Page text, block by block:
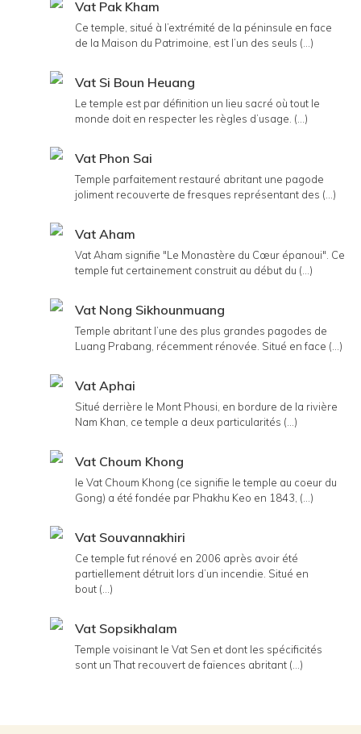
Vat Pak Kham
Ce temple, situé à l’extrémité de la péninsule en face
de la Maison du Patrimoine, est l’un des seuls (...)
Vat Si Boun Heuang
Le temple est par définition un lieu sacré où tout le
monde doit en respecter les règles d’usage. (...)
Vat Phon Sai
Temple parfaitement restauré abritant une pagode
joliment recouverte de fresques représentant des (...)
Vat Aham
Vat Aham signifie "Le Monastère du Cœur épanoui". Ce
temple fut certainement construit au début du (...)
Vat Nong Sikhounmuang
Temple abritant l’une des plus grandes pagodes de
Luang Prabang, récemment rénovée. Situé en face (...)
Vat Aphai
Situé derrière le Mont Phousi, en bordure de la rivière
Nam Khan, ce temple a deux particularités (...)
Vat Choum Khong
le Vat Choum Khong (ce signifie le temple au coeur du
Gong) a été fondée par Phakhu Keo en 1843, (...)
Vat Souvannakhiri
Ce temple fut rénové en 2006 après avoir été
partiellement détruit lors d’un incendie. Situé en
bout (...)
Vat Sopsikhalam
Temple voisinant le Vat Sen et dont les spécificités
sont un That recouvert de faïences abritant (...)